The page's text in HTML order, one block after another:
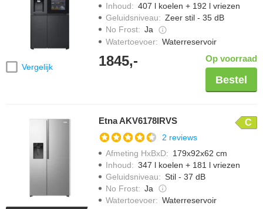
Vergelijk
Inhoud: 407 l koelen + 192 l vriezen
Geluidsniveau: Zeer stil - 35 dB
No Frost: Ja
Watertoevoer: Waterreservoir
1845,- Op voorraad
Bestel
Etna AKV6178IRVS C
2 reviews
Afmeting HxBxD: 179x92x62 cm
Inhoud: 347 l koelen + 181 l vriezen
Geluidsniveau: Stil - 37 dB
No Frost: Ja
Watertoevoer: Waterreservoir